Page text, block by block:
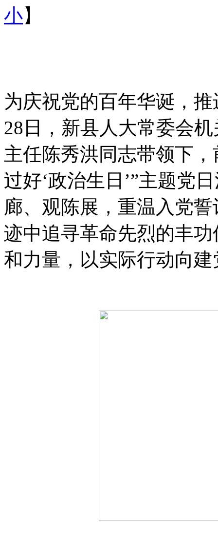
小】
为庆祝党的百年华诞，
28日，新县人大常委会
主任陈秀洪同志带领下
过好‘政治生日’”主题党
廊、观陈展，重温入党
迹中追寻革命先烈的丰
和力量，以实际行动向